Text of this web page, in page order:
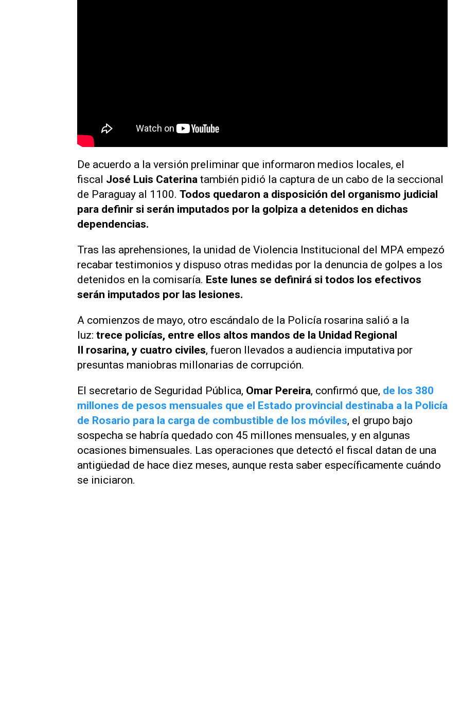
De acuerdo a la versión preliminar que informaron medios locales, el
fiscal José Luis Caterina también pidió la captura de un cabo de la seccional
de Paraguay al 1100. Todos quedaron a disposición del organismo judicial
para definir si serán imputados por la golpiza a detenidos en dichas
dependencias.
Tras las aprehensiones, la unidad de Violencia Institucional del MPA empezó
recabar testimonios y dispuso otras medidas por la denuncia de golpes a los
detenidos en la comisaría. Este lunes se definirá si todos los efectivos
serán imputados por las lesiones.
A comienzos de mayo, otro escándalo de la Policía rosarina salió a la
luz: trece policías, entre ellos altos mandos de la Unidad Regional
II rosarina, y cuatro civiles, fueron llevados a audiencia imputativa por
presuntas maniobras millonarias de corrupción.
El secretario de Seguridad Pública, Omar Pereira, confirmó que, de los 380
millones de pesos mensuales que el Estado provincial destinaba a la Policía
de Rosario para la carga de combustible de los móviles, el grupo bajo
sospecha se habría quedado con 45 millones mensuales, y en algunas
ocasiones bimensuales. Las operaciones que detectó el fiscal datan de una
antigüedad de hace diez meses, aunque resta saber específicamente cuándo
se iniciaron.